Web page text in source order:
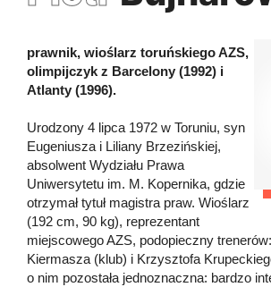
prawnik, wioślarz toruńskiego AZS,
olimpijczyk z Barcelony (1992) i
Atlanty (1996).
Urodzony 4 lipca 1972 w Toruniu, syn
Eugeniusza i Liliany Brzezińskiej,
absolwent Wydziału Prawa
Uniwersytetu im. M. Kopernika, gdzie
otrzymał tytuł magistra praw. Wioślarz
(192 cm, 90 kg), reprezentant
miejscowego AZS, podopieczny
Kiermasza (klub) i Krzysztofa
o nim pozostała jednoznaczna: bardzo